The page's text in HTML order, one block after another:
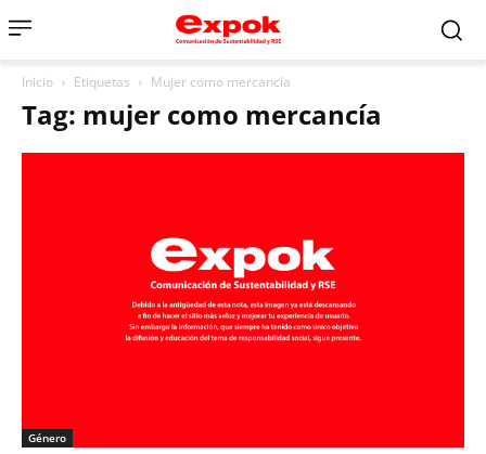
Inicio Etiquetas Mujer como mercancía
Tag: mujer como mercancía
Género